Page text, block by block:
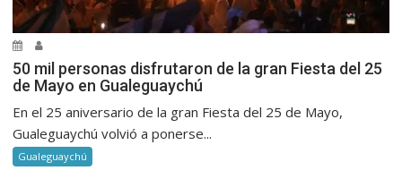
50 mil personas disfrutaron de la gran Fiesta del 25
de Mayo en Gualeguaychú
En el 25 aniversario de la gran Fiesta del 25 de Mayo,
Gualeguaychú volvió a ponerse...
Gualeguaychú